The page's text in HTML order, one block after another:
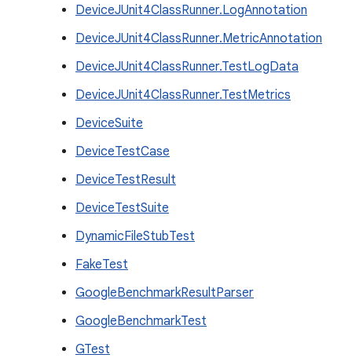
DeviceJUnit4ClassRunner.LogAnnotation
DeviceJUnit4ClassRunner.MetricAnnotation
DeviceJUnit4ClassRunner.TestLogData
DeviceJUnit4ClassRunner.TestMetrics
DeviceSuite
DeviceTestCase
DeviceTestResult
DeviceTestSuite
DynamicFileStubTest
FakeTest
GoogleBenchmarkResultParser
GoogleBenchmarkTest
GTest